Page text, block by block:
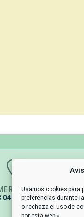
Usamos cookies para
preferencias durante
o rechaza el uso de
por esta web »
04 67 79